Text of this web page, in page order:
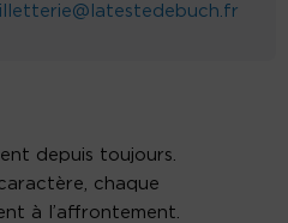
depuis toujours.
chaque
à l’affrontement.